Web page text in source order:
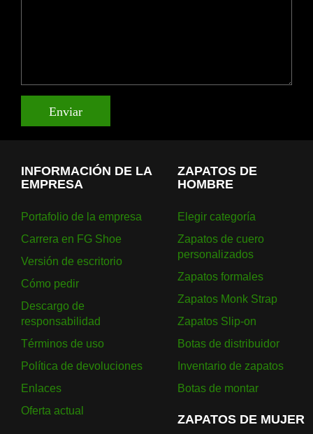
Enviar
INFORMACIÓN DE LA
EMPRESA
Portafolio de la empresa
Carrera en FG Shoe
Versión de escritorio
Cómo pedir
Descargo de
responsabilidad
Términos de uso
Política de devoluciones
Enlaces
Oferta actual
ZAPATOS DE
HOMBRE
Elegir categoría
Zapatos de cuero
personalizados
Zapatos formales
Zapatos Monk Strap
Zapatos Slip-on
Botas de distribuidor
Inventario de zapatos
Botas de montar
ZAPATOS DE MUJER